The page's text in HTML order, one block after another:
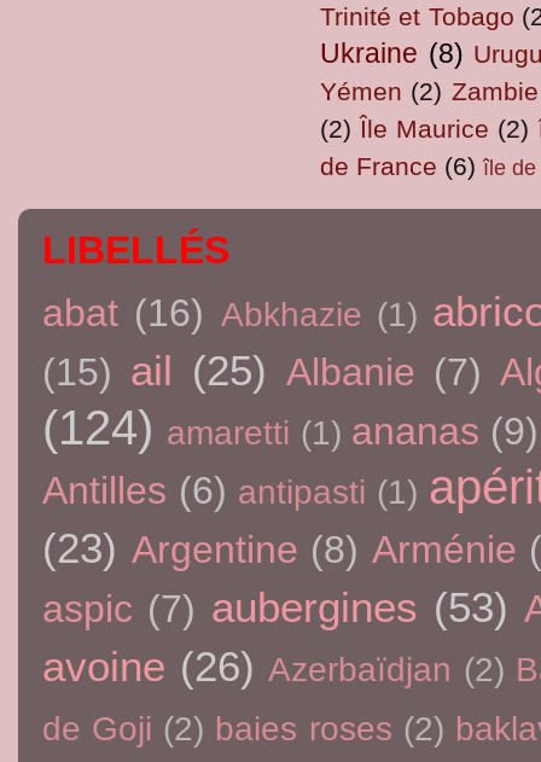
Trinité et Tobago
Ukraine (8)
Yémen (2) Zambie
(2) Île Maurice (2)
de France (6) île de
LIBELLÉS
abat (16) Abkhazie (1)
(15) ail (25) Albanie (7)
(124) amaretti (1) ananas (9)
Antilles (6) antipasti (1)
(23) Argentine (8) Arménie
aspic (7) aubergines (53)
avoine (26) Azerbaïdjan (2)
de Goji (2) baies roses (2)